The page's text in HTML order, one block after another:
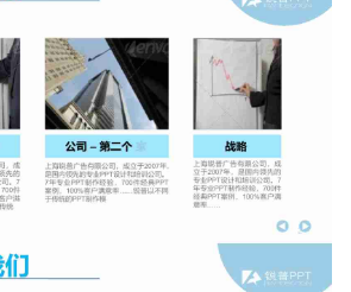
如果关注公众号就更好了